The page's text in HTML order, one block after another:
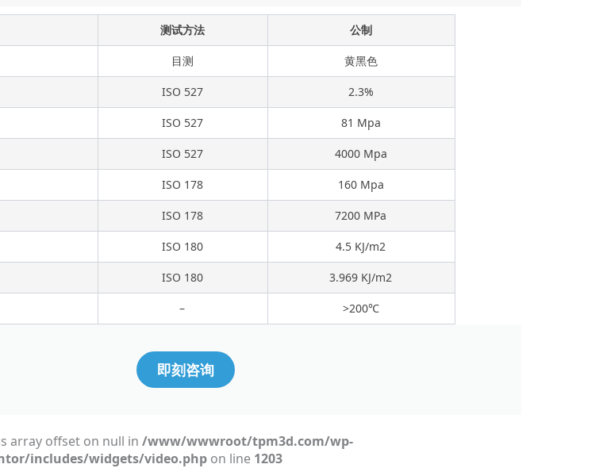
测试方法 公制
目测 黄黑色
ISO 527 2.3%
ISO 527 81 Mpa
ISO 527 4000 Mpa
ISO 178 160 Mpa
ISO 178 7200 MPa
ISO 180 4.5 KJ/m2
ISO 180 3.969 KJ/m2
– >200℃
即刻咨询
array offset on null in /www/wwwroot/tpm3d.com/wp-
includes/widgets/video.phpon line 1203